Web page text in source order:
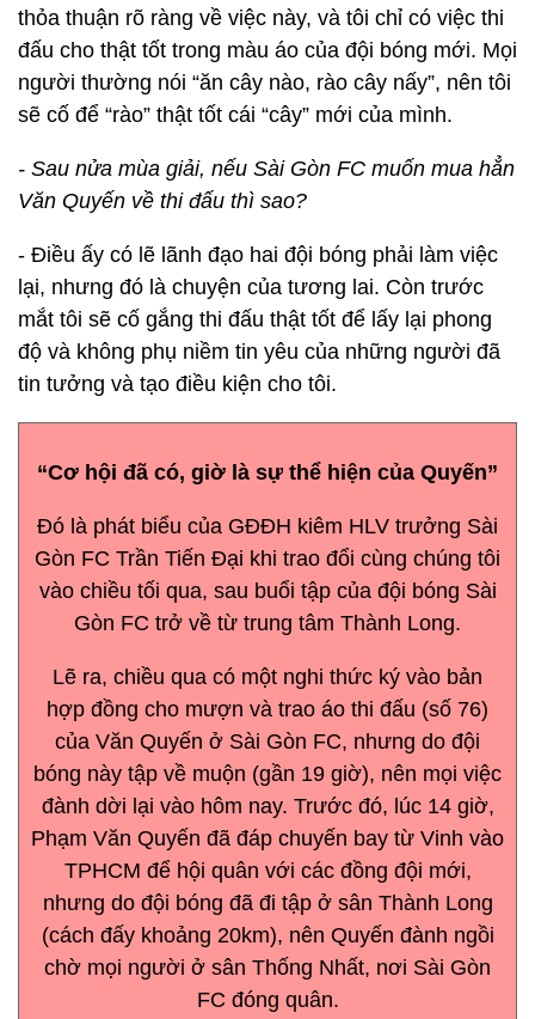
thỏa thuận rõ ràng về việc này, và tôi chỉ có việc thi
đấu cho thật tốt trong màu áo của đội bóng mới. Mọi
người thường nói “ăn cây nào, rào cây nấy”, nên tôi
sẽ cố để “rào” thật tốt cái “cây” mới của mình.
- Sau nửa mùa giải, nếu Sài Gòn FC muốn mua hẳn
Văn Quyến về thi đấu thì sao?
- Điều ấy có lẽ lãnh đạo hai đội bóng phải làm việc
lại, nhưng đó là chuyện của tương lai. Còn trước
mắt tôi sẽ cố gắng thi đấu thật tốt để lấy lại phong
độ và không phụ niềm tin yêu của những người đã
tin tưởng và tạo điều kiện cho tôi.
“Cơ hội đã có, giờ là sự thể hiện của Quyến”
Đó là phát biểu của GĐĐH kiêm HLV trưởng Sài
Gòn FC Trần Tiến Đại khi trao đổi cùng chúng tôi
vào chiều tối qua, sau buổi tập của đội bóng Sài
Gòn FC trở về từ trung tâm Thành Long.
Lẽ ra, chiều qua có một nghi thức ký vào bản
hợp đồng cho mượn và trao áo thi đấu (số 76)
của Văn Quyến ở Sài Gòn FC, nhưng do đội
bóng này tập về muộn (gần 19 giờ), nên mọi việc
đành dời lại vào hôm nay. Trước đó, lúc 14 giờ,
Phạm Văn Quyến đã đáp chuyến bay từ Vinh vào
TPHCM để hội quân với các đồng đội mới,
nhưng do đội bóng đã đi tập ở sân Thành Long
(cách đấy khoảng 20km), nên Quyến đành ngồi
chờ mọi người ở sân Thống Nhất, nơi Sài Gòn
FC đóng quân.